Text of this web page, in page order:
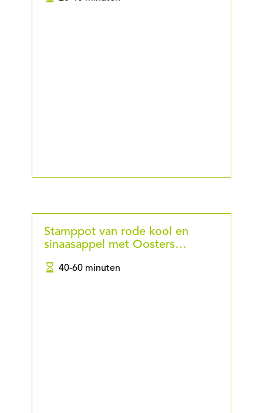
Stamppot van rode kool en
sinaasappel met Oosters…
40-60 minuten